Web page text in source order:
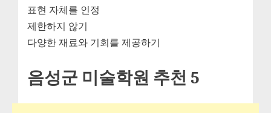
표현 자체를 인정
제한하지 않기
다양한 재료와 기회를 제공하기
음성군 미술학원 추천 5